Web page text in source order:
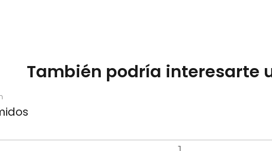
También podría interesarte